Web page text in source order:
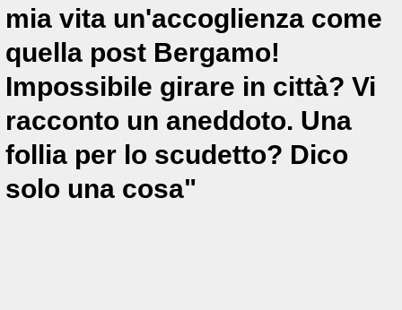
mia vita un'accoglienza come
quella post Bergamo!
Impossibile girare in città? Vi
racconto un aneddoto. Una
follia per lo scudetto? Dico
solo una cosa"